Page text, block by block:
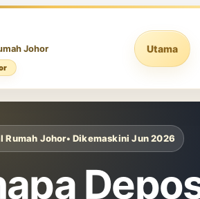
Johor Utama
Rumah Johor• Dikemaskini Jun 2026